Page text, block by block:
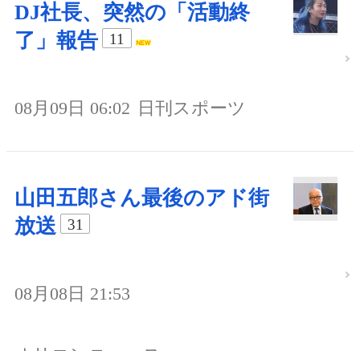
DJ社長、突然の「活動終
了」報告
11
08月09日 06:02 日刊スポーツ
山田五郎さん最後のアド街
放送
31
08月08日 21:53